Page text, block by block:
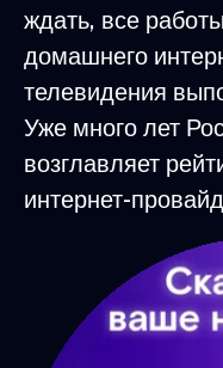
ждать, все
домашнего
телевидения
Уже много лет
возглавляет
интернет-